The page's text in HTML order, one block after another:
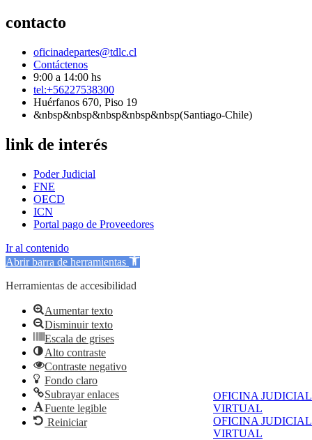
OFICINA JUDICIAL
VIRTUAL
OFICINA JUDICIAL
VIRTUAL
contacto
oficinadepartes@tdlc.cl
Contáctenos
9:00 a 14:00 hs
tel:+56227538300
Huérfanos 670, Piso 19
&nbsp&nbsp&nbsp&nbsp&nbsp(Santiago-Chile)
link de interés
Poder Judicial
FNE
OECD
ICN
Portal pago de Proveedores
Ir al contenido
Abrir barra de herramientas
Herramientas de accesibilidad
Aumentar texto
Disminuir texto
Escala de grises
Alto contraste
Contraste negativo
Fondo claro
Subrayar enlaces
Fuente legible
Reiniciar